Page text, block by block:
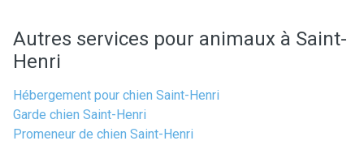
Autres services pour animaux à Saint-
Henri
Hébergement pour chien Saint-Henri
Garde chien Saint-Henri
Promeneur de chien Saint-Henri